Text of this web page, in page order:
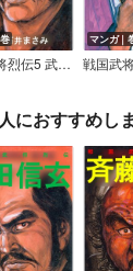
戦国武将烈伝5 武田信玄
マンガ｜
におすすめし